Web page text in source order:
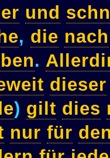
und
, die nach
.
dieser
) gilt dies
nur für